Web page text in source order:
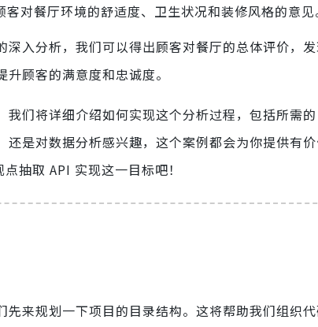
客对餐厅环境的舒适度、卫生状况和装修风格的意见
深入分析，我们可以得出顾客对餐厅的总体评价，
顾客的满意度和忠诚度。
我们将详细介绍如何实现这个分析过程，包括所需
还是对数据分析感兴趣，这个案例都会为你提供有
抽取 API 实现这一目标吧！
先来规划一下项目的目录结构。这将帮助我们组织